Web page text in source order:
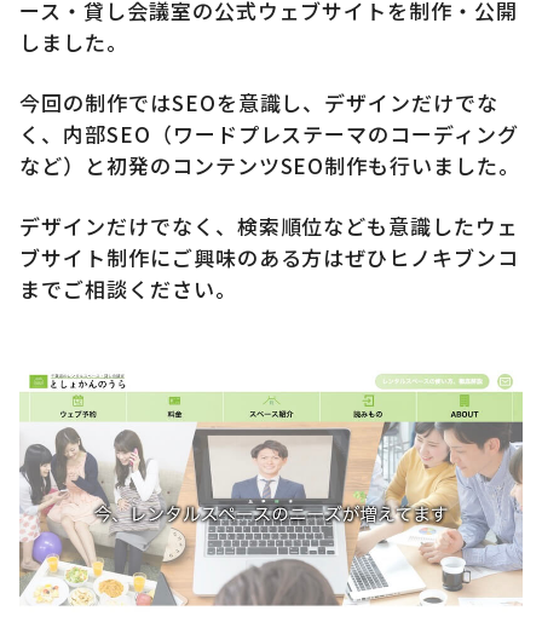
ース・貸し会議室の公式ウェブサイトを制作・公開
しました。
今回の制作ではSEOを意識し、デザインだけでな
く、内部SEO（ワードプレステーマのコーディング
など）と初発のコンテンツSEO制作も行いました。
デザインだけでなく、検索順位なども意識したウェ
ブサイト制作にご興味のある方はぜひヒノキブンコ
までご相談ください。